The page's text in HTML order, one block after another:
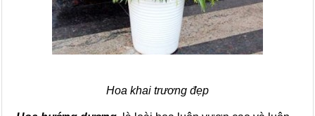
Hoa khai trương đẹp